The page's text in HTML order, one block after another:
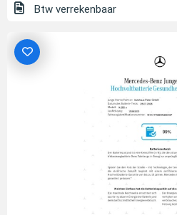
Btw verrekenbaar